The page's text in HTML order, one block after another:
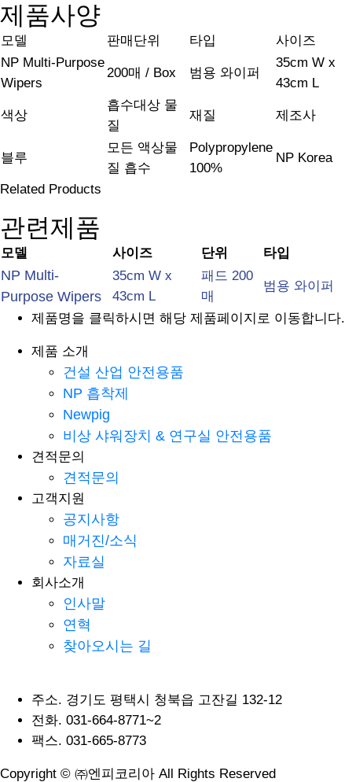
제품사양
모델 판매단위 타입
사이즈
NP Multi-Purpose
Wipers
200매 / Box 범용 와이퍼
35cm W x
43cm L
색상
흡수대상 물
질
재질 제조사
블루
모든 액상물
질 흡수
Polypropylene
100%
NP Korea
Related Products
관련제품
모델 사이즈 단위 타입
NP Multi-
Purpose Wipers
35cm W x
43cm L
패드 200
매
범용 와이퍼
제품명을 클릭하시면 해당 제품페이지로 이동합니다.
제품 소개
건설 산업 안전용품
NP 흡착제
Newpig
비상 샤워장치 & 연구실 안전용품
견적문의
견적문의
고객지원
공지사항
매거진/소식
자료실
회사소개
인사말
연혁
찾아오시는 길
주소. 경기도 평택시 청북읍 고잔길 132-12
전화. 031-664-8771~2
팩스. 031-665-8773
Copyright © ㈜엔피코리아 All Rights Reserved